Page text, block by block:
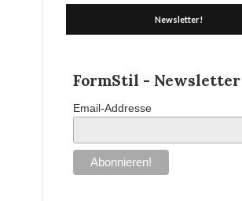
Newsletter!
FormStil - Newsletter
Email-Addresse